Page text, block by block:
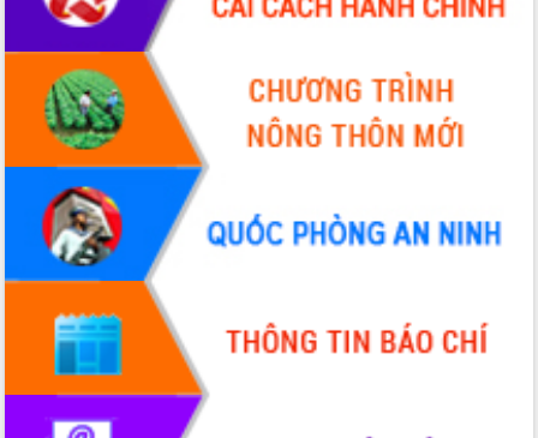
Xây dựng nông thôn mới: Nâng cao đời
sống người dân từ những mô hình thiết
thực
Quyết liệt tháo gỡ vướng mắc, đẩy
nhanh tiến độ các dự án trọng điểm
trong Khu kinh tế Nam Phú Yên
Hòn Yến phát triển du lịch gắn với bảo
tồn biển
Lấy ý kiến điều chỉnh Quy hoạch tỉnh
Đắk Lắk thời kỳ 2021-2030, tầm nhìn
đến năm 2050
Phát động chiến dịch 30 ngày đêm
giải phóng mặt bằng Tuyến đường bộ
ven biển
Đắk Lắk nỗ lực thúc đẩy tăng trưởng
kinh tế từ 10% trở lên trong Quý
II/2026